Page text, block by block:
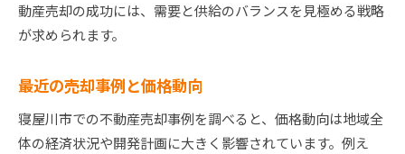
動産売却の成功には、需要と供給のバランスを見極める戦略
が求められます。
最近の売却事例と価格動向
寝屋川市での不動産売却事例を調べると、価格動向は地域全
体の経済状況や開発計画に大きく影響されています。例え